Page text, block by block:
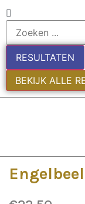
RESULTATEN
BEKIJK ALLE